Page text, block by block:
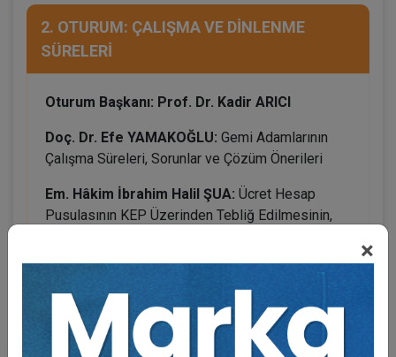
×
2. OTURUM: ÇALIŞMA VE DİNLENME
SÜRELERİ
Oturum Başkanı: Prof. Dr. Kadir ARICI
Doç. Dr. Efe YAMAKOĞLU: Gemi Adamlarının
Çalışma Süreleri, Sorunlar ve Çözüm Önerileri
Em. Hâkim İbrahim Halil ŞUA: Ücret Hesap
Pusulasının KEP Üzerinden Tebliğ Edilmesinin,
Bordro Tahakkuklarının
Fazla Çalışma Hesaplamasına Etkisi